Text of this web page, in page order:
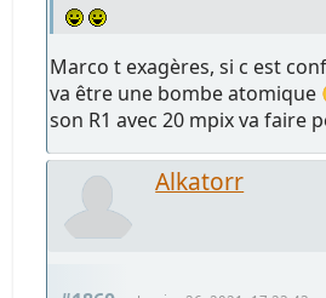
Marco t exagères, si c est
va être une bombe atomique
son R1 avec 20 mpix va faire
Alkatorr